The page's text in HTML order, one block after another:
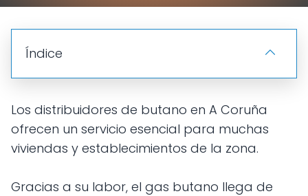
Índice
Los distribuidores de butano en A Coruña
ofrecen un servicio esencial para muchas
viviendas y establecimientos de la zona.
Gracias a su labor, el gas butano llega de